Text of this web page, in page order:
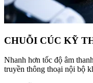
CHUỖI CÚC KỸ
Nhanh hơn tốc độ âm
truyền thông thoại nội bộ